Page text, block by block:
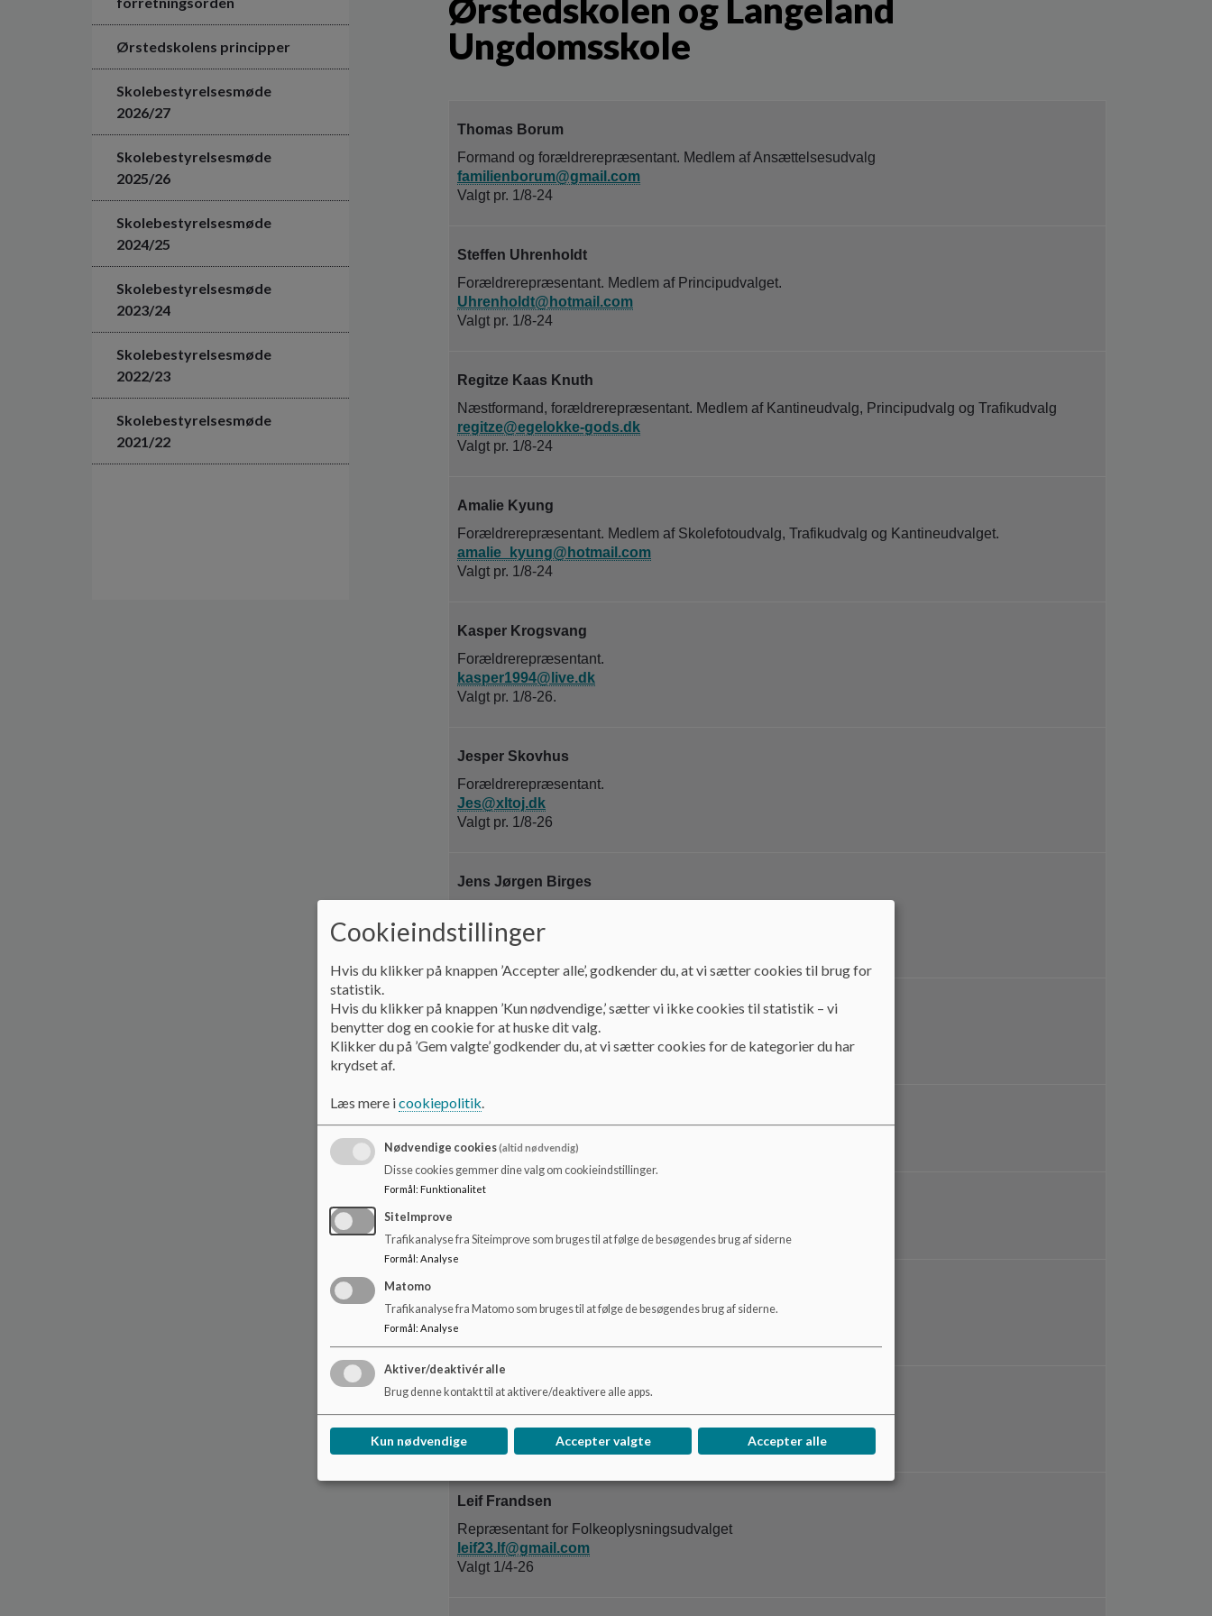
Ørstedskolens principper
Skolebestyrelsesmøde
2026/27
Skolebestyrelsesmøde
2025/26
Skolebestyrelsesmøde
2024/25
Skolebestyrelsesmøde
2023/24
Skolebestyrelsesmøde
2022/23
Skolebestyrelsesmøde
2021/22
Ørstedskolen og Langeland
Ungdomsskole
Thomas Borum
Formand og forældrerepræsentant. Medlem af Ansættelsesudvalg
familienborum@gmail.com
Valgt pr. 1/8-24
Steffen Uhrenholdt
Forældrerepræsentant. Medlem af Principudvalget.
Uhrenholdt@hotmail.com
Valgt pr. 1/8-24
Regitze Kaas Knuth
Næstformand, forældrerepræsentant. Medlem af Kantineudvalg, Principudvalg og Trafikudvalg
regitze@egelokke-gods.dk
Valgt pr. 1/8-24
Amalie Kyung
Forældrerepræsentant. Medlem af Skolefotoudvalg, Trafikudvalg og Kantineudvalget.
amalie_kyung@hotmail.com
Valgt pr. 1/8-24
Kasper Krogsvang
Forældrerepræsentant.
kasper1994@live.dk
Valgt pr. 1/8-26.
Jesper Skovhus
Forældrerepræsentant.
Jes@xltoj.dk
Valgt pr. 1/8-26
Jens Jørgen Birges
jens.borges@gmail.com
Valgt pr. 1/8-24
Freja Overgaard Lenskjold
Suppleant
Valgt pr 1/8-26
XXX XXX
Elevrådsrepræsentant, Formand for Ørstedskolens elevråd.
Ungerådsrepræsentant, Ungdomsskolen
kaspergilling6@gmail.com
Birger Andersen
Birger@exprud.dk
Leif Frandsen
Repræsentant for Folkeoplysningsudvalget
leif23.lf@gmail.com
Valgt 1/4-26
Cookieindstillinger
Hvis du klikker på knappen ’Accepter alle’, godkender du, at vi sætter cookies til brug for
statistik.
Hvis du klikker på knappen ’Kun nødvendige,’ sætter vi ikke cookies til statistik – vi
benytter dog en cookie for at huske dit valg.
Klikker du på ’Gem valgte’ godkender du, at vi sætter cookies for de kategorier du har
krydset af.
Læs mere icookiepolitik.
Nødvendige cookies(altid nødvendig)
Disse cookies gemmer dine valg om cookieindstillinger.
Formål : Funktionalitet
SiteImprove
Trafikanalyse fra Siteimprove som bruges til at følge de besøgendes brug af siderne
Formål : Analyse
Matomo
Trafikanalyse fra Matomo som bruges til at følge de besøgendes brug af siderne.
Formål: Analyse
Aktiver/deaktivér alle
Brug denne kontakt til at aktivere/deaktivere alle apps.
Kun nødvendige Accepter valgte Accepter alle